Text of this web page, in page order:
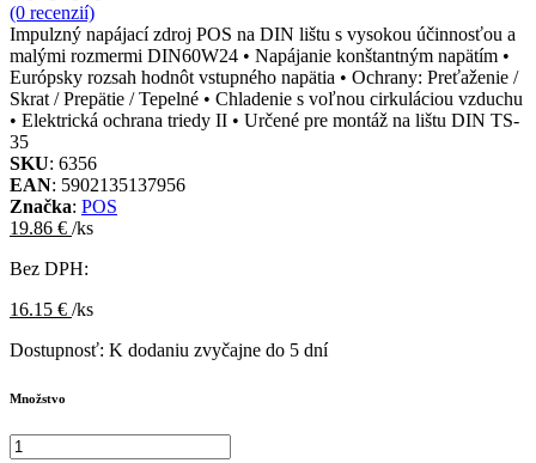
(0 recenzií)
Impulzný napájací zdroj POS na DIN lištu s vysokou účinnosťou a
malými rozmermi DIN60W24 • Napájanie konštantným napätím •
Európsky rozsah hodnôt vstupného napätia • Ochrany: Preťaženie /
Skrat / Prepätie / Tepelné • Chladenie s voľnou cirkuláciou vzduchu
• Elektrická ochrana triedy II • Určené pre montáž na lištu DIN TS-
35
SKU: 6356
EAN: 5902135137956
Značka: POS
19.86 € /ks
Bez DPH:
16.15 € /ks
Dostupnosť: K dodaniu zvyčajne do 5 dní
Množstvo